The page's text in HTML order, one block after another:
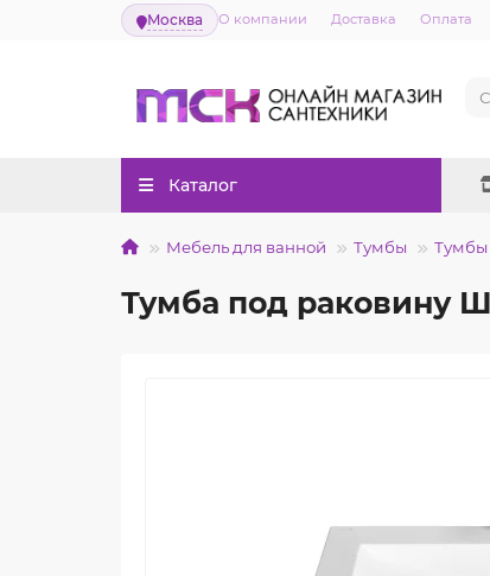
Москва О компании Доставка Оплата
Каталог
Мебель для ванной Тумбы Тумбы
Тумба под раковину